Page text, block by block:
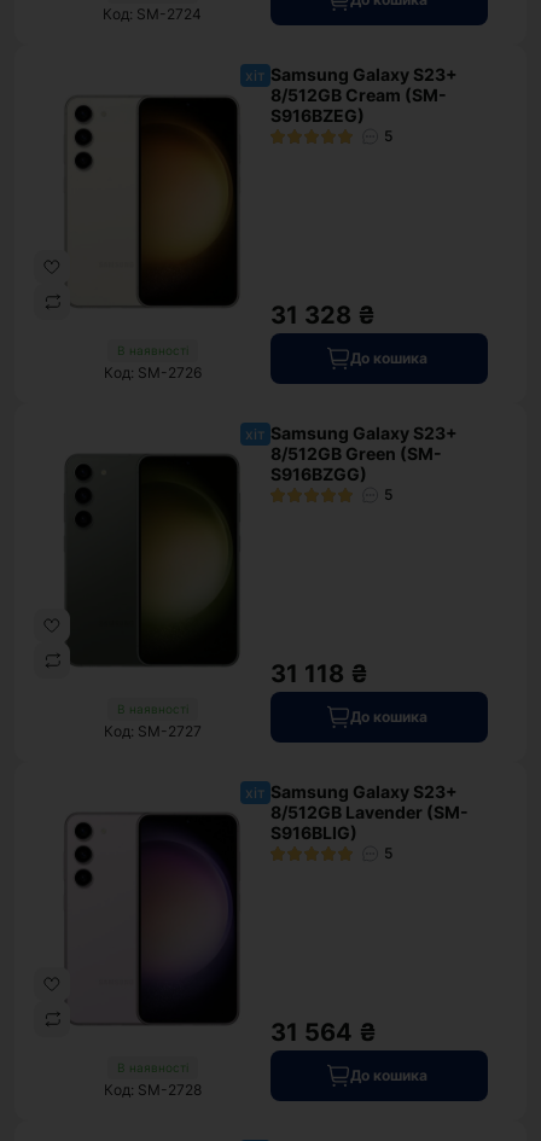
Код: SM-2724
хіт
В наявності
Код: SM-2726
Samsung Galaxy S23+
8/512GB Cream (SM-
S916BZEG)
5
31 328 ₴
До кошика
хіт
В наявності
Код: SM-2727
Samsung Galaxy S23+
8/512GB Green (SM-
S916BZGG)
5
31 118 ₴
До кошика
хіт
В наявності
Код: SM-2728
Samsung Galaxy S23+
8/512GB Lavender (SM-
S916BLIG)
5
31 564 ₴
До кошика